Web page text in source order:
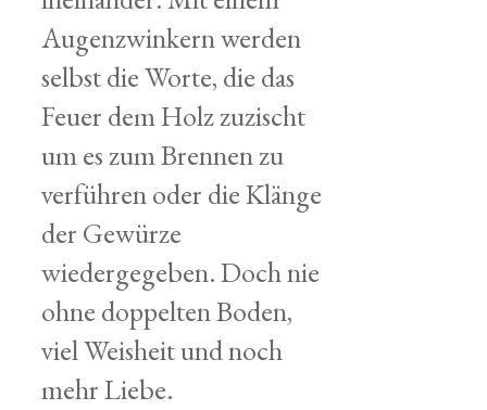
Augenzwinkern werden
selbst die Worte, die das
Feuer dem Holz zuzischt
um es zum Brennen zu
verführen oder die Klänge
der Gewürze
wiedergegeben. Doch nie
ohne doppelten Boden,
viel Weisheit und noch
mehr Liebe.